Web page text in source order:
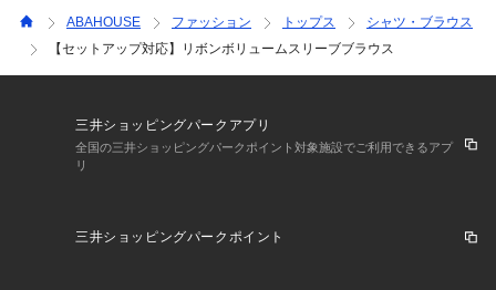
ABAHOUSE ファッション トップス
シャツ・ブラウス
【セットアップ対応】リボンボリュームスリーブブラウス
三井ショッピングパークアプリ
全国の三井ショッピングパークポイント対象施設でご利用できるアプ
リ
三井ショッピングパークポイント